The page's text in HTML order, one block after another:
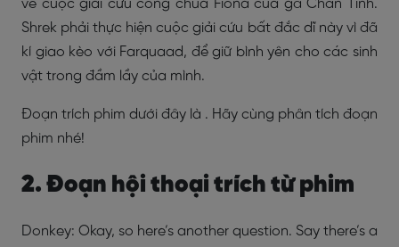
về cuộc giải cứu công chúa Fiona của gã Chằn Tinh.
Shrek phải thực hiện cuộc giải cứu bất đắc dĩ này vì đã
kí giao kèo với Farquaad, để giữ bình yên cho các sinh
vật trong đầm lầy của mình.
Đoạn trích phim dưới đây là . Hãy cùng phân tích đoạn
phim nhé!
2. Đoạn hội thoại trích từ phim
Donkey: Okay, so here’s another question. Say there’s a